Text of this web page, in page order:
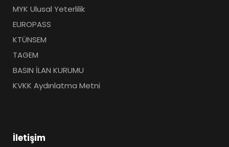
MYK Ulusal Yeterlilik
EUROPASS
KTÜNSEM
TAGEM
BASIN İLAN KURUMU
KVKK Aydınlatma Metni
İletişim